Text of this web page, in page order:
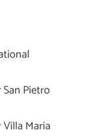
Pietro
Villa Maria